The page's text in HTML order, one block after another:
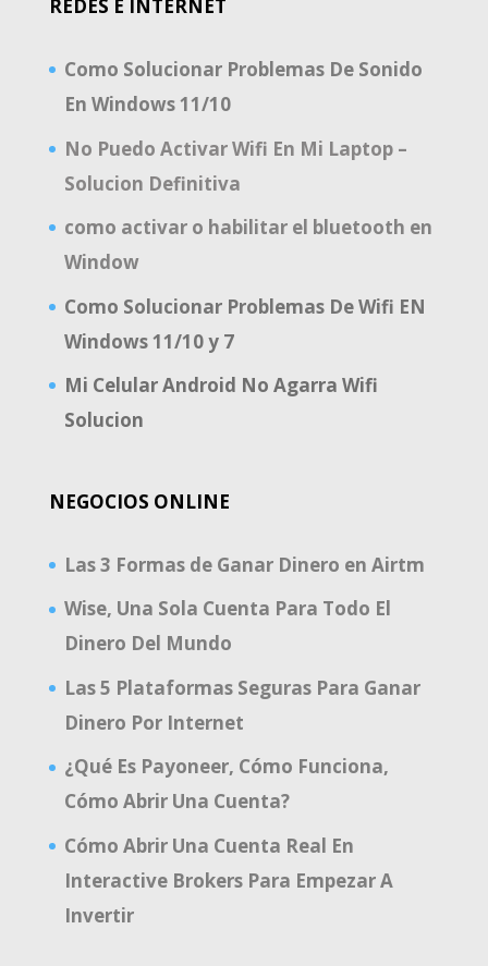
REDES E INTERNET
Como Solucionar Problemas De Sonido
En Windows 11/10
No Puedo Activar Wifi En Mi Laptop –
Solucion Definitiva
como activar o habilitar el bluetooth en
Window
Como Solucionar Problemas De Wifi EN
Windows 11/10 y 7
Mi Celular Android No Agarra Wifi
Solucion
NEGOCIOS ONLINE
Las 3 Formas de Ganar Dinero en Airtm
Wise, Una Sola Cuenta Para Todo El
Dinero Del Mundo
Las 5 Plataformas Seguras Para Ganar
Dinero Por Internet
¿Qué Es Payoneer, Cómo Funciona,
Cómo Abrir Una Cuenta?
Cómo Abrir Una Cuenta Real En
Interactive Brokers Para Empezar A
Invertir